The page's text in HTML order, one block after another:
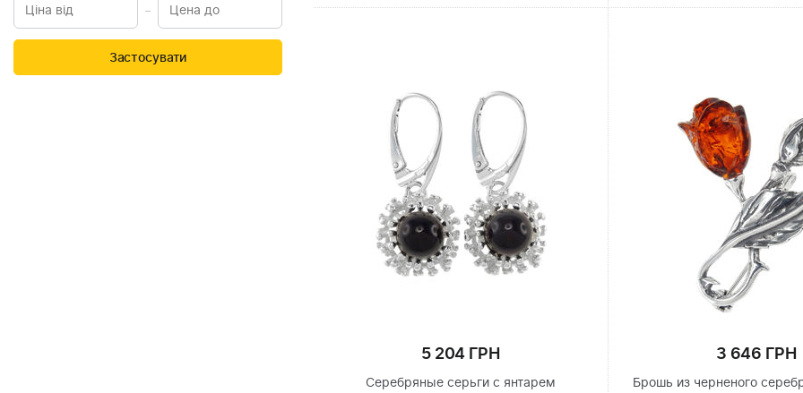
Застосувати
5 204 ГРН
Серебряные серьги с янтарем
3 646 ГРН
Брошь из черненого